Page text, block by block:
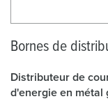
Bornes de
Distributeur de
d'energie en métal